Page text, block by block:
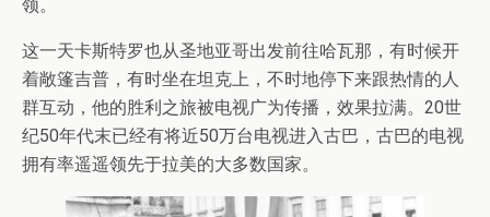
领。
这一天卡斯特罗也从圣地亚哥出发前往哈瓦那，有时候开
着敞篷吉普，有时坐在坦克上，不时地停下来跟热情的人
群互动，他的胜利之旅被电视广为传播，效果拉满。20世
纪50年代末已经有将近50万台电视进入古巴，古巴的电视
拥有率遥遥领先于拉美的大多数国家。